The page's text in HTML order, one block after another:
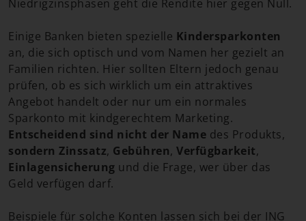
Niedrigzinsphasen geht die Rendite hier gegen Null.
Einige Banken bieten spezielle Kindersparkonten
an, die sich optisch und vom Namen her gezielt an
Familien richten. Hier sollten Eltern jedoch genau
prüfen, ob es sich wirklich um ein attraktives
Angebot handelt oder nur um ein normales
Sparkonto mit kindgerechtem Marketing.
Entscheidend sind nicht der Name des Produkts,
sondern Zinssatz, Gebühren, Verfügbarkeit,
Einlagensicherung und die Frage, wer über das
Geld verfügen darf.
Beispiele für solche Konten lassen sich bei der ING